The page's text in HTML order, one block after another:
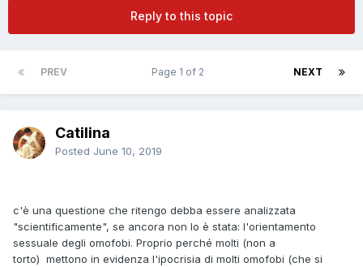
Reply to this topic
PREV NEXT
Page 1 of 2
Catilina
Posted June 10, 2019
c'è una questione che ritengo debba essere analizzata
"scientificamente", se ancora non lo è stata: l'orientamento
sessuale degli omofobi. Proprio perché molti (non a
torto) mettono in evidenza l'ipocrisia di molti omofobi (che si